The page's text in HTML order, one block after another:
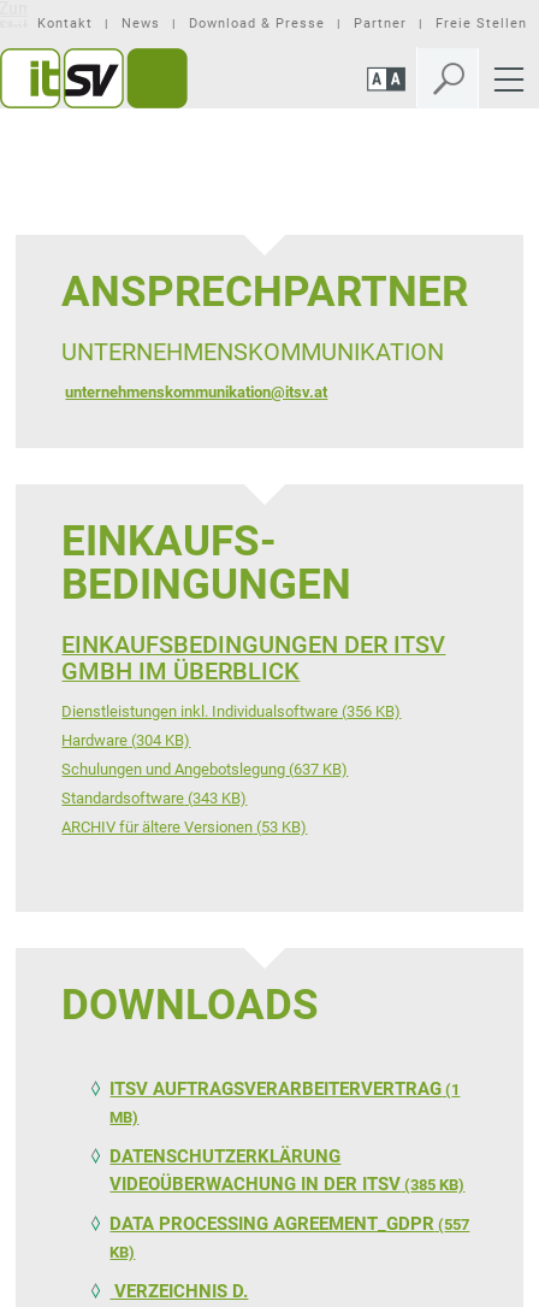
Seiteninhalt
springen
Mobilen
Navigation
springen
Kontakt News Download & Presse Partner Freie Stellen
ANSPRECHPARTNER
UNTERNEHMENSKOMMUNIKATION
unternehmenskommunikation@itsv.at
EINKAUFS­
BEDINGUNGEN
EINKAUFSBEDINGUNGEN DER ITSV
GMBH IM ÜBERBLICK
Dienstleistungen inkl. Individualsoftware (356 KB)
Hardware (304 KB)
Schulungen und Angebotslegung (637 KB)
Standardsoftware (343 KB)
ARCHIV für ältere Versionen (53 KB)
DOWNLOADS
ITSV AUFTRAGSVERARBEITERVERTRAG (1
MB)
DATENSCHUTZERKLÄRUNG
VIDEOÜBERWACHUNG IN DER ITSV (385 KB)
DATA PROCESSING AGREEMENT_GDPR (557
KB)
VERZEICHNIS D.